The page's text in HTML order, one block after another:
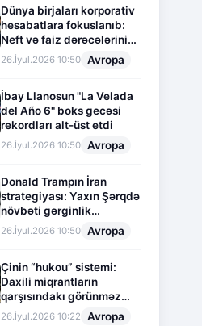
Dünya birjaları korporativ
hesabatlara fokuslanıb:
Neft və faiz dərəcələrinin
təsiri altında cari vəziyyət
26.İyul.2026 10:50 Avropa
İbay Llanosun "La Velada
del Año 6" boks gecəsi
rekordları alt-üst etdi
26.İyul.2026 10:50 Avropa
Donald Trampın İran
strategiyası: Yaxın Şərqdə
növbəti gərginlik
mərhələsi
26.İyul.2026 10:50 Avropa
Çinin “hukou” sistemi:
Daxili miqrantların
qarşısındakı görünməz
sədd
26.İyul.2026 10:22 Avropa